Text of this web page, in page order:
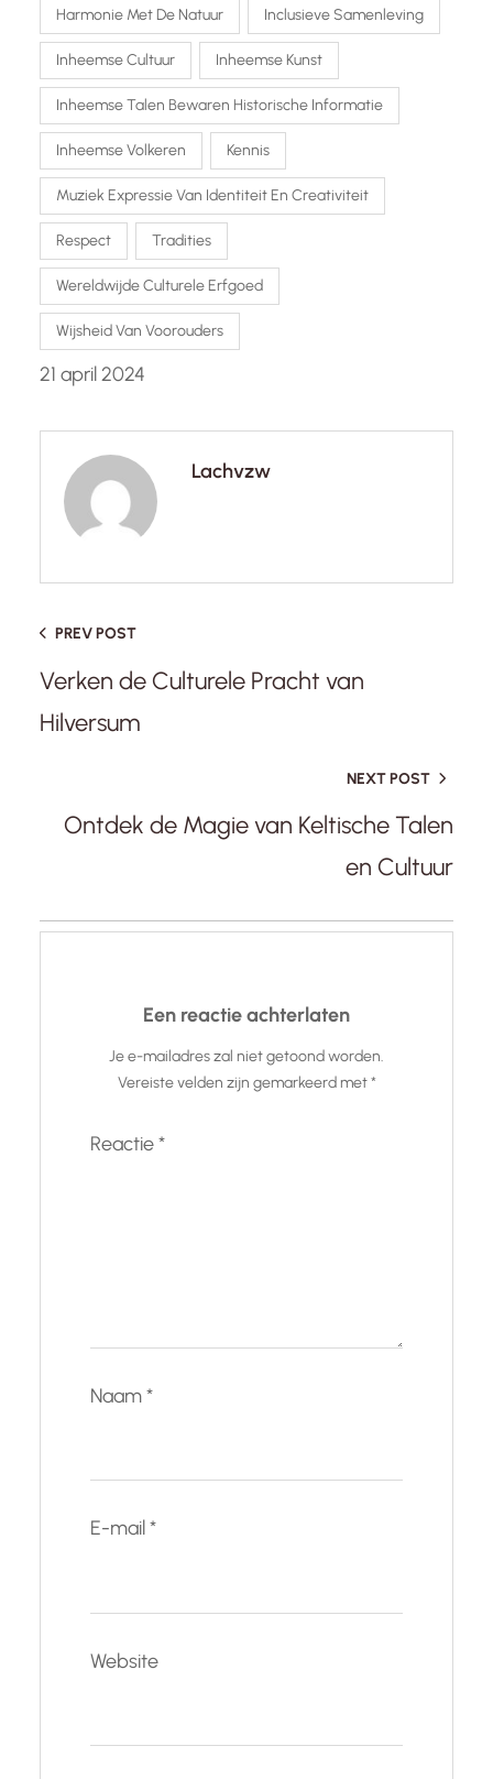
Harmonie Met De Natuur Inclusieve Samenleving
Inheemse Cultuur Inheemse Kunst
Inheemse Talen Bewaren Historische Informatie
Inheemse Volkeren Kennis
Muziek Expressie Van Identiteit En Creativiteit
Respect Tradities
Wereldwijde Culturele Erfgoed
Wijsheid Van Voorouders
21 april 2024
Lachvzw
PREV POST
Verken de Culturele Pracht van
Hilversum
NEXT POST
Ontdek de Magie van Keltische Talen
en Cultuur
Een reactie achterlaten
Je e-mailadres zal niet getoond worden.
Vereiste velden zijn gemarkeerd met*
Reactie*
Naam*
E-mail*
Website